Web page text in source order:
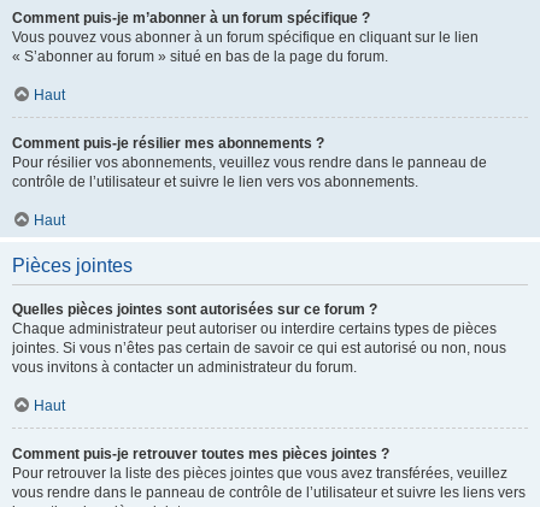
Comment puis-je m’abonner à un forum spécifique ?
Vous pouvez vous abonner à un forum spécifique en cliquant sur le lien
« S’abonner au forum » situé en bas de la page du forum.
Haut
Comment puis-je résilier mes abonnements ?
Pour résilier vos abonnements, veuillez vous rendre dans le panneau de
contrôle de l’utilisateur et suivre le lien vers vos abonnements.
Haut
Pièces jointes
Quelles pièces jointes sont autorisées sur ce forum ?
Chaque administrateur peut autoriser ou interdire certains types de pièces
jointes. Si vous n’êtes pas certain de savoir ce qui est autorisé ou non, nous
vous invitons à contacter un administrateur du forum.
Haut
Comment puis-je retrouver toutes mes pièces jointes ?
Pour retrouver la liste des pièces jointes que vous avez transférées, veuillez
vous rendre dans le panneau de contrôle de l’utilisateur et suivre les liens vers